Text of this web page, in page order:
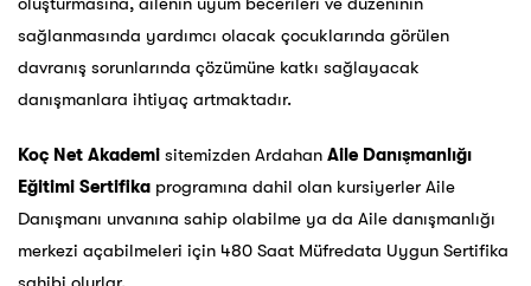
sağlanmasında yardımcı olacak çocuklarında görülen
davranış sorunlarında çözümüne katkı sağlayacak
danışmanlara ihtiyaç artmaktadır.
Koç Net Akademi sitemizden Ardahan Aile Danışmanlığı
Eğitimi Sertifika programına dahil olan kursiyerler Aile
Danışmanı unvanına sahip olabilme ya da Aile danışmanlığı
merkezi açabilmeleri için 480 Saat Müfredata Uygun Sertifika